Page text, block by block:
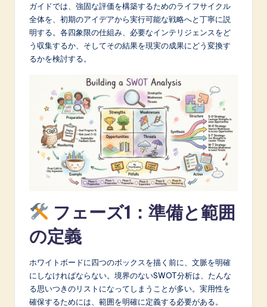
L
w
ガイドでは、強固な評価を構築するためのライフサイクル
全体を、初期のアイデアから実行可能な戦略へと丁寧に説
明する。各四象限の仕組み、必要なインテリジェンスをど
う収集するか、そしてその結果を現実の成果にどう変換す
るかを検討する。
フェーズ1：準備と範囲
の定義
ホワイトボードに四つのボックスを描く前に、文脈を明確
にしなければならない。境界のないSWOT分析は、たんな
る思いつきのリストになってしまうことが多い。実用性を
確保するためには、範囲を明確に定義する必要がある。